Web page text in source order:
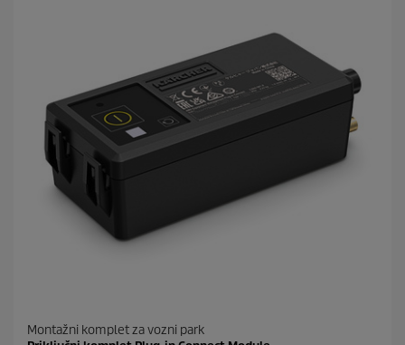
Montažni komplet za vozni park